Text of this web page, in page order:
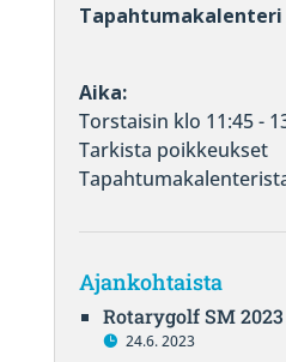
Tapahtumakalenteri
Aika:
Torstaisin klo 11:45 -
Tarkista poikkeukset
Ajankohtaista
Rotarygolf SM
24.6. 2023